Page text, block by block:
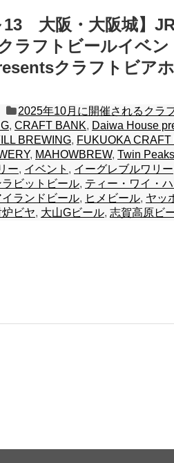
13 大阪・大阪城】
ラフトビールイベ
クラフトビアホ
2025年10月に開催されるクラ
, CRAFT BANK, Daiwa House
BREWING, FUKUOKA
, MAHOWBREW, Twin
ー, イベント , イーグレブルワリー
ビットビール, ティー・ワイ・
イランドビール, ヒメビール, ヤッ
炉ビヤ, 大山Gビール, 志賀高原ビ